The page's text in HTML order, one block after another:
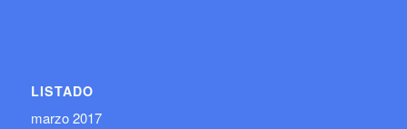
LISTADO
marzo 2017